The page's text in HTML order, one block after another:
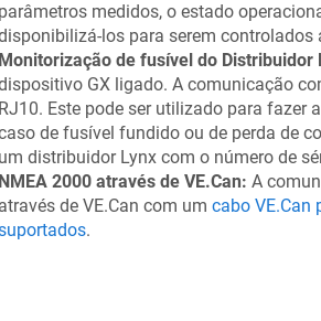
parâmetros medidos, o estado
los para serem controlados
Monitorização de fusível do Distribuidor
GX ligado. A comunicação
RJ10. Este pode ser utilizado para fazer
de fusível fundido ou de perda de
um distribuidor Lynx com o número de
NMEA 2000 através de VE.Can: A
através de VE.Can com um cabo VE.Can
.